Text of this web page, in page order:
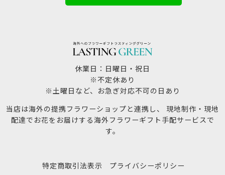
休業日：日曜日・祝日
※不定休あり
※土曜日など、お急ぎ対応不可の日あり
当店は海外の提携フラワーショップと連携し、 現地制作・現地
配達でお花をお届けする海外フラワーギフト手配サービスで
す。
特定商取引法表示 プライバシーポリシー